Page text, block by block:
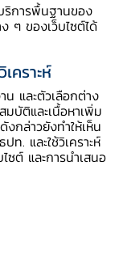
ริการพื้นฐานของ
ๆ ของเว็บไซต์ได้
คราะห์
น และตัวเลือกต่าง
บัติและเนื้อหาเพิ่ม
กล่าวยังทำให้เห็น
. และใช้วิเคราะห์
ซต์ และการนำเสนอ